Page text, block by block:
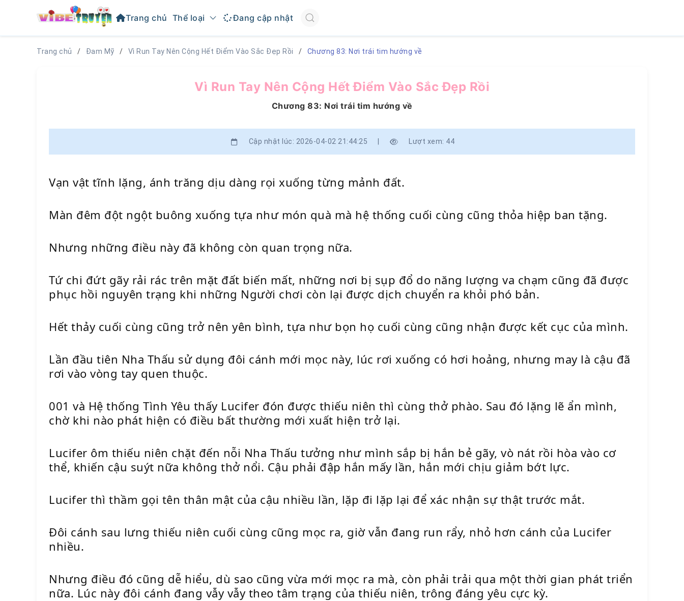
Trang chủ Thể loại Đang cập nhật
Trang chủ Đam Mỹ Vì Run Tay Nên Cộng Hết Điểm Vào Sắc Đẹp Rồi Chương 83: Nơi trái tim hướng về
Vì Run Tay Nên Cộng Hết Điểm Vào Sắc Đẹp Rồi
Chương 83: Nơi trái tim hướng về
Cập nhật lúc: 2026-04-02 21:44:25 Lượt xem: 44
Vạn vật tĩnh lặng, ánh trăng dịu dàng rọi xuống từng mảnh đất.
Màn đêm đột ngột buông xuống tựa như món quà mà hệ thống cuối cùng cũng thỏa hiệp ban tặng.
Nhưng những điều này đã không còn quan trọng nữa.
Tứ chi đứt gãy rải rác trên mặt đất biến mất, những nơi bị sụp đổ do năng lượng va chạm cũng đã được
phục hồi nguyên trạng khi những Người chơi còn lại được dịch chuyển ra khỏi phó bản.
Hết thảy cuối cùng cũng trở nên yên bình, tựa như bọn họ cuối cùng cũng nhận được kết cục của mình.
Lần đầu tiên Nha Thấu sử dụng đôi cánh mới mọc này, lúc rơi xuống có hơi hoảng, nhưng may là cậu đã
rơi vào vòng tay quen thuộc.
001 và Hệ thống Tình Yêu thấy Lucifer đón được thiếu niên thì cùng thở phào. Sau đó lặng lẽ ẩn mình,
chờ khi nào phát hiện có điều bất thường mới xuất hiện trở lại.
Lucifer ôm thiếu niên chặt đến nỗi Nha Thấu tưởng như mình sắp bị hắn bẻ gãy, vò nát rồi hòa vào cơ
thể, khiến cậu suýt nữa không thở nổi. Cậu phải đập hắn mấy lần, hắn mới chịu giảm bớt lực.
Lucifer thì thầm gọi tên thân mật của cậu nhiều lần, lặp đi lặp lại để xác nhận sự thật trước mắt.
Đôi cánh sau lưng thiếu niên cuối cùng cũng mọc ra, giờ vẫn đang run rẩy, nhỏ hơn cánh của Lucifer
nhiều.
Nhưng điều đó cũng dễ hiểu, dù sao cũng vừa mới mọc ra mà, còn phải trải qua một thời gian phát triển
nữa. Lúc này đôi cánh đang vẫy vẫy theo tâm trạng của thiếu niên, trông đáng yêu cực kỳ.